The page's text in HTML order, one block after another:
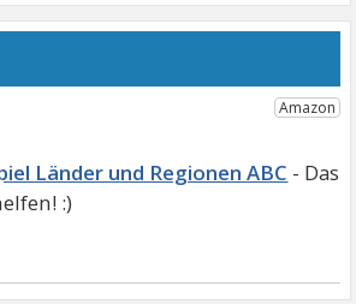
Länder und Regionen ABC